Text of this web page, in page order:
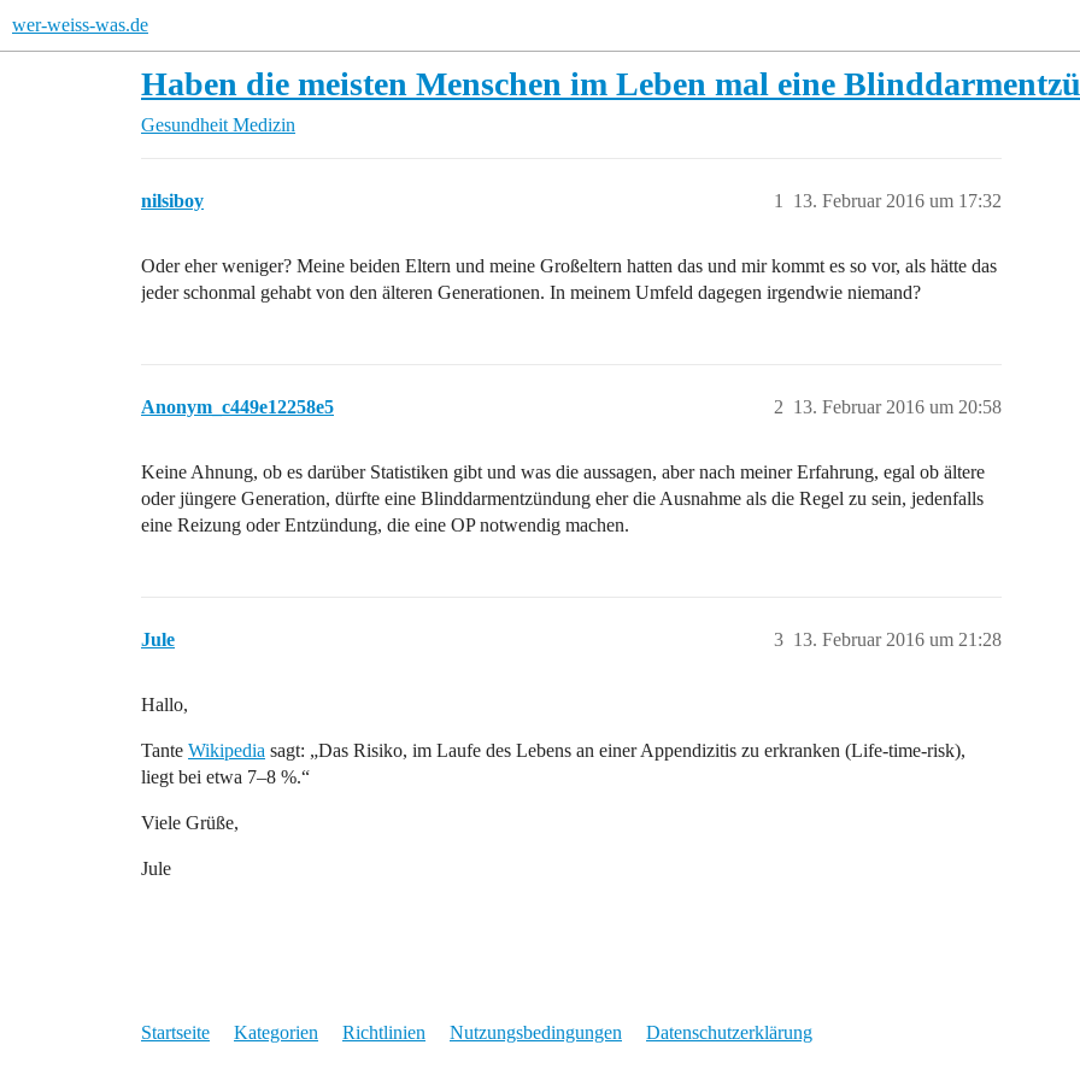
wer-weiss-was.de
Haben die meisten Menschen im Leben mal eine
Gesundheit Medizin
nilsiboy 13. Februar 2016 um 17:32
1
Oder eher weniger? Meine beiden Eltern und meine Großeltern hatten das und mir kommt es so vor, als hätte das
jeder schonmal gehabt von den älteren Generationen. In meinem Umfeld dagegen irgendwie niemand?
Anonym_c449e12258e5 13. Februar 2016 um 20:58
2
Keine Ahnung, ob es darüber Statistiken gibt und was die aussagen, aber nach meiner Erfahrung, egal ob ältere
oder jüngere Generation, dürfte eine Blinddarmentzündung eher die Ausnahme als die Regel zu sein, jedenfalls
eine Reizung oder Entzündung, die eine OP notwendig machen.
Jule 13. Februar 2016 um 21:28
3
Hallo,
Tante Wikipedia sagt: „Das Risiko, im Laufe des Lebens an einer Appendizitis zu erkranken (Life-time-risk),
liegt bei etwa 7–8 %.“
Viele Grüße,
Jule
Startseite Kategorien Richtlinien Nutzungsbedingungen Datenschutzerklärung